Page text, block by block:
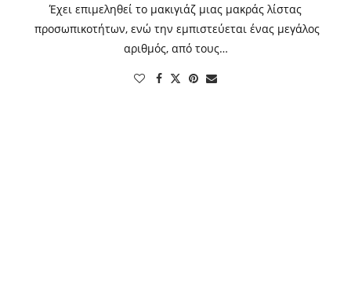
Έχει επιμεληθεί το μακιγιάζ μιας μακράς λίστας
προσωπικοτήτων, ενώ την εμπιστεύεται ένας μεγάλος
αριθμός, από τους…